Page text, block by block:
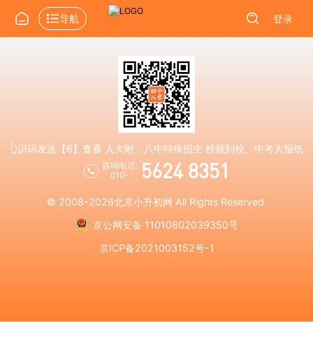
导航 登录
👆识码发送【6】查看 人大附、八中特殊招生 校额到校、中考大报纸
咨询电话:
010-
5624 8351
© 2008-2026北京小升初网 All Rights Reserved.
京公网安备 11010802039350号
京ICP备2021003152号-1